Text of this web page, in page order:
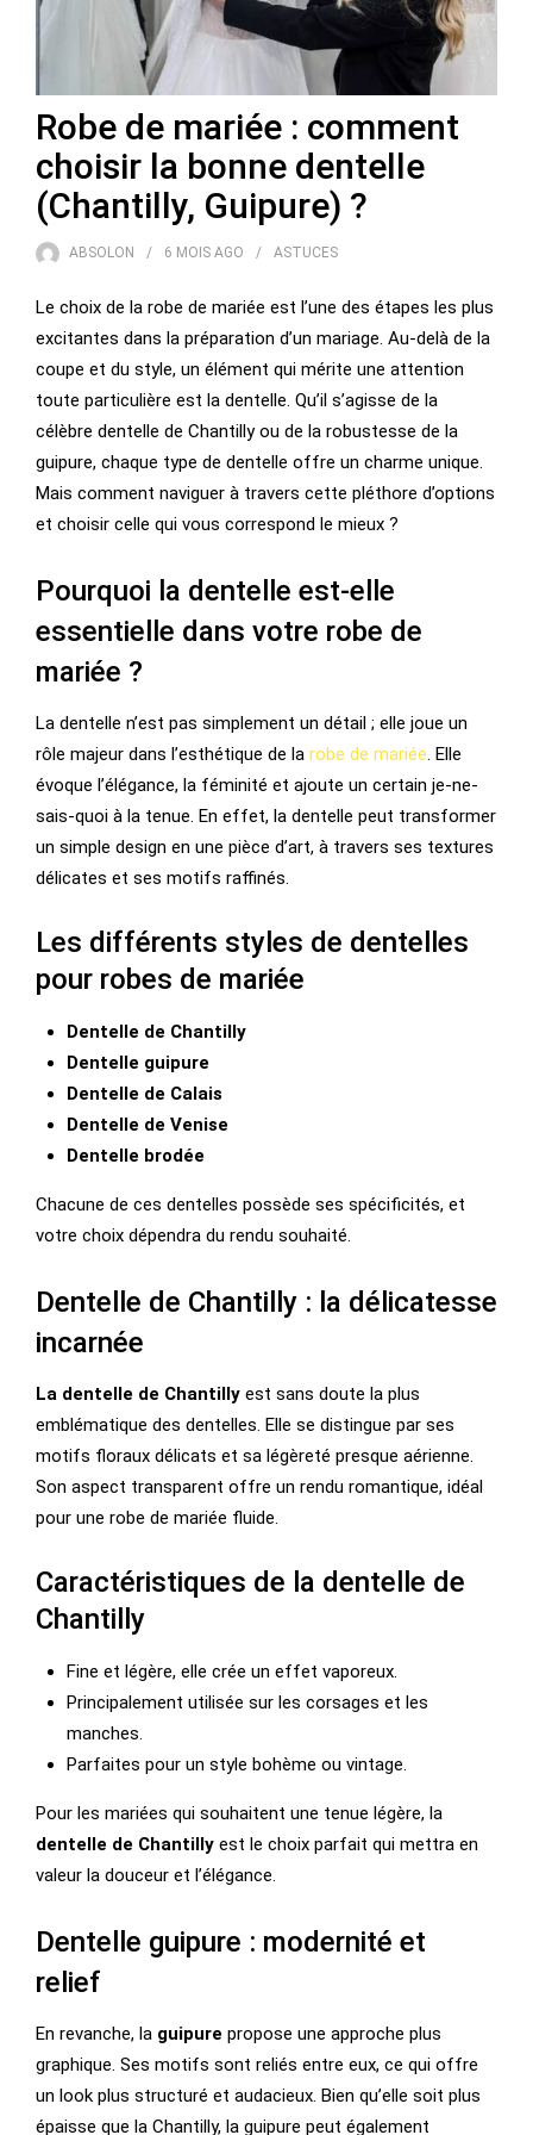
Robe de mariée : comment
choisir la bonne dentelle
(Chantilly, Guipure) ?
ABSOLON 6 MOIS AGO ASTUCES
Le choix de la robe de mariée est l’une des étapes les plus
excitantes dans la préparation d’un mariage. Au-delà de la
coupe et du style, un élément qui mérite une attention
toute particulière est la dentelle. Qu’il s’agisse de la
célèbre dentelle de Chantilly ou de la robustesse de la
guipure, chaque type de dentelle offre un charme unique.
Mais comment naviguer à travers cette pléthore d’options
et choisir celle qui vous correspond le mieux ?
Pourquoi la dentelle est-elle
essentielle dans votre robe de
mariée ?
La dentelle n’est pas simplement un détail ; elle joue un
rôle majeur dans l’esthétique de la robe de mariée. Elle
évoque l’élégance, la féminité et ajoute un certain je-ne-
sais-quoi à la tenue. En effet, la dentelle peut transformer
un simple design en une pièce d’art, à travers ses textures
délicates et ses motifs raffinés.
Les différents styles de dentelles
pour robes de mariée
Dentelle de Chantilly
Dentelle guipure
Dentelle de Calais
Dentelle de Venise
Dentelle brodée
Chacune de ces dentelles possède ses spécificités, et
votre choix dépendra du rendu souhaité.
Dentelle de Chantilly : la délicatesse
incarnée
La dentelle de Chantilly est sans doute la plus
emblématique des dentelles. Elle se distingue par ses
motifs floraux délicats et sa légèreté presque aérienne.
Son aspect transparent offre un rendu romantique, idéal
pour une robe de mariée fluide.
Caractéristiques de la dentelle de
Chantilly
Fine et légère, elle crée un effet vaporeux.
Principalement utilisée sur les corsages et les
manches.
Parfaites pour un style bohème ou vintage.
Pour les mariées qui souhaitent une tenue légère, la
dentelle de Chantilly est le choix parfait qui mettra en
valeur la douceur et l’élégance.
Dentelle guipure : modernité et
relief
En revanche, la guipure propose une approche plus
graphique. Ses motifs sont reliés entre eux, ce qui offre
un look plus structuré et audacieux. Bien qu’elle soit plus
épaisse que la Chantilly, la guipure peut également